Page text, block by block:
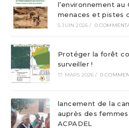
l’environnement au
menaces et pistes
5 JUIN 2026 / 0
Protéger la forêt
surveiller !
17 MARS 2026 / 0
lancement de la
auprès des
ACPADEL